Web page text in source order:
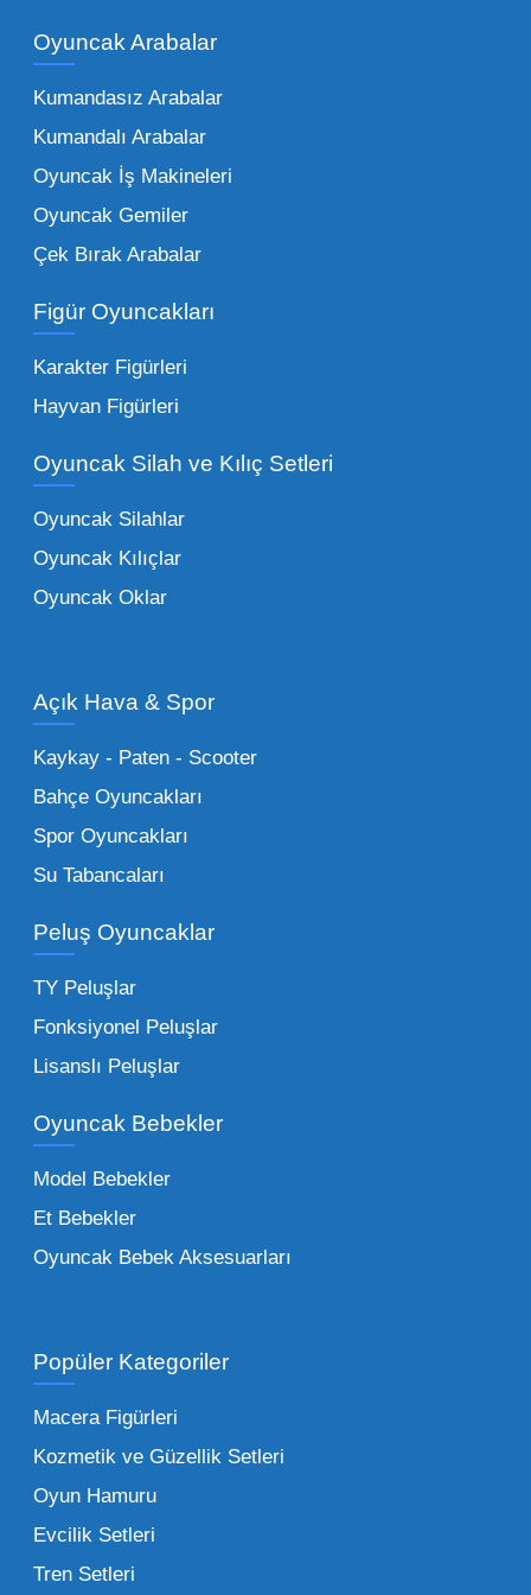
kadar zengindir. Bir mağazanın veya eğitim
çeşitliliği ile doğru orantılıdır. İşte Mega
Oyuncak bünyesinde öne çıkan ve en çok
tercih edilen kategorilerimiz:
Peluş Oyuncaklar:
vazgeçilmezi olan yumuşak dokulu sevilen
seçeneklerimizi keşfederek koleksiyonunuza
en sevilen karakterleri ekleyebilirsiniz.
Eğitici Setler:
tarafından tercih edilentoptan eğitici
ebeveynlerin son yıllarda en çok satın aldığı
ürün grupları arasında yer almaktadır.
Oyuncak Araçlar:
stok imkanımızla sunulmaktadır.
Küçük Oyuncaklar:
sağlayan toptan küçük oyuncaklar, bakkallar,
Bu kategorideki küçük oyuncaklar toptan
alımlarda çok düşük maliyetlerle yüksek
adetli stok yapmanıza olanak tanır. Özellikle
sürpriz paketler ve figürler, çocukların
harçlıklarıyla kolayca alabildiği ürünlerdir.
Çocuk Oyuncakları Toptan Seçenekleri:
Bebeklik döneminden ergenliğe kadar geniş
toptan tedariği yaparken, piyasadaki en son
figürlerden geleneksel oyun setlerine kadar
her şeyi portföyümüzde bulabilirsiniz.
İşletmeler için toptan oyuncak satış ve alımı
şüphesiz ki birim maliyetin düşmesidir.
Oyuncak toptan kanalına geçildiğinde,
perakende satış fiyatı ile alış fiyatı arasındaki
makas açılır ve bu da ciddi kâr marjları elde
edilmesini sağlar. Toplu alımlarda uygulanan
Oyuncak Arabalar
Kumandasız Arabalar
Kumandalı Arabalar
Oyuncak İş Makineleri
Oyuncak Gemiler
Çek Bırak Arabalar
Figür Oyuncakları
Karakter Figürleri
Hayvan Figürleri
Oyuncak Silah ve Kılıç Setleri
Oyuncak Silahlar
Oyuncak Kılıçlar
Oyuncak Oklar
Açık Hava & Spor
Kaykay - Paten - Scooter
Bahçe Oyuncakları
Spor Oyuncakları
Su Tabancaları
Peluş Oyuncaklar
TY Peluşlar
Fonksiyonel Peluşlar
Lisanslı Peluşlar
Oyuncak Bebekler
Model Bebekler
Et Bebekler
Oyuncak Bebek Aksesuarları
Popüler Kategoriler
Macera Figürleri
Kozmetik ve Güzellik Setleri
Oyun Hamuru
Evcilik Setleri
Tren Setleri